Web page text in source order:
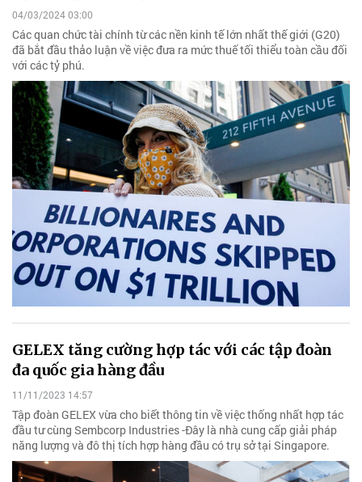
04/03/2024 03:00
Các quan chức tài chính từ các nền kinh tế lớn nhất thế giới (G20)
đã bắt đầu thảo luận về việc đưa ra mức thuế tối thiểu toàn cầu đối
với các tỷ phú.
GELEX tăng cường hợp tác với các tập đoàn
đa quốc gia hàng đầu
11/11/2023 14:57
Tập đoàn GELEX vừa cho biết thông tin về việc thống nhất hợp tác
đầu tư cùng Sembcorp Industries -Đây là nhà cung cấp giải pháp
năng lượng và đô thị tích hợp hàng đầu có trụ sở tại Singapore.